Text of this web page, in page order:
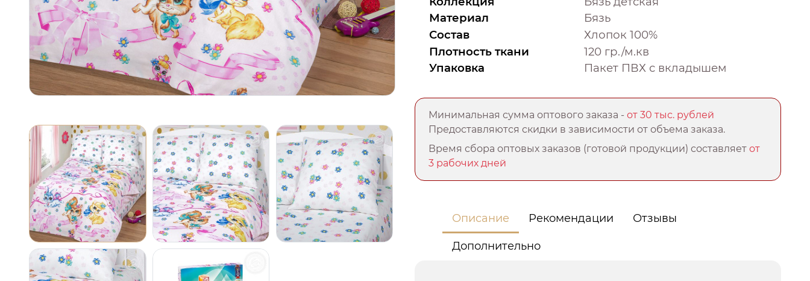
Материал
Бязь
Состав
Хлопок 100%
Плотность ткани
120 гр./м.кв
Упаковка
Пакет ПВХ с вкладышем
Минимальная сумма оптового заказа -от 30 тыс. рублей
Предоставляются скидки в зависимости от объема заказа.
Время сбора оптовых заказов (готовой продукции) составляетот
3 рабочих дней
Описание Рекомендации Отзывы
Дополнительно